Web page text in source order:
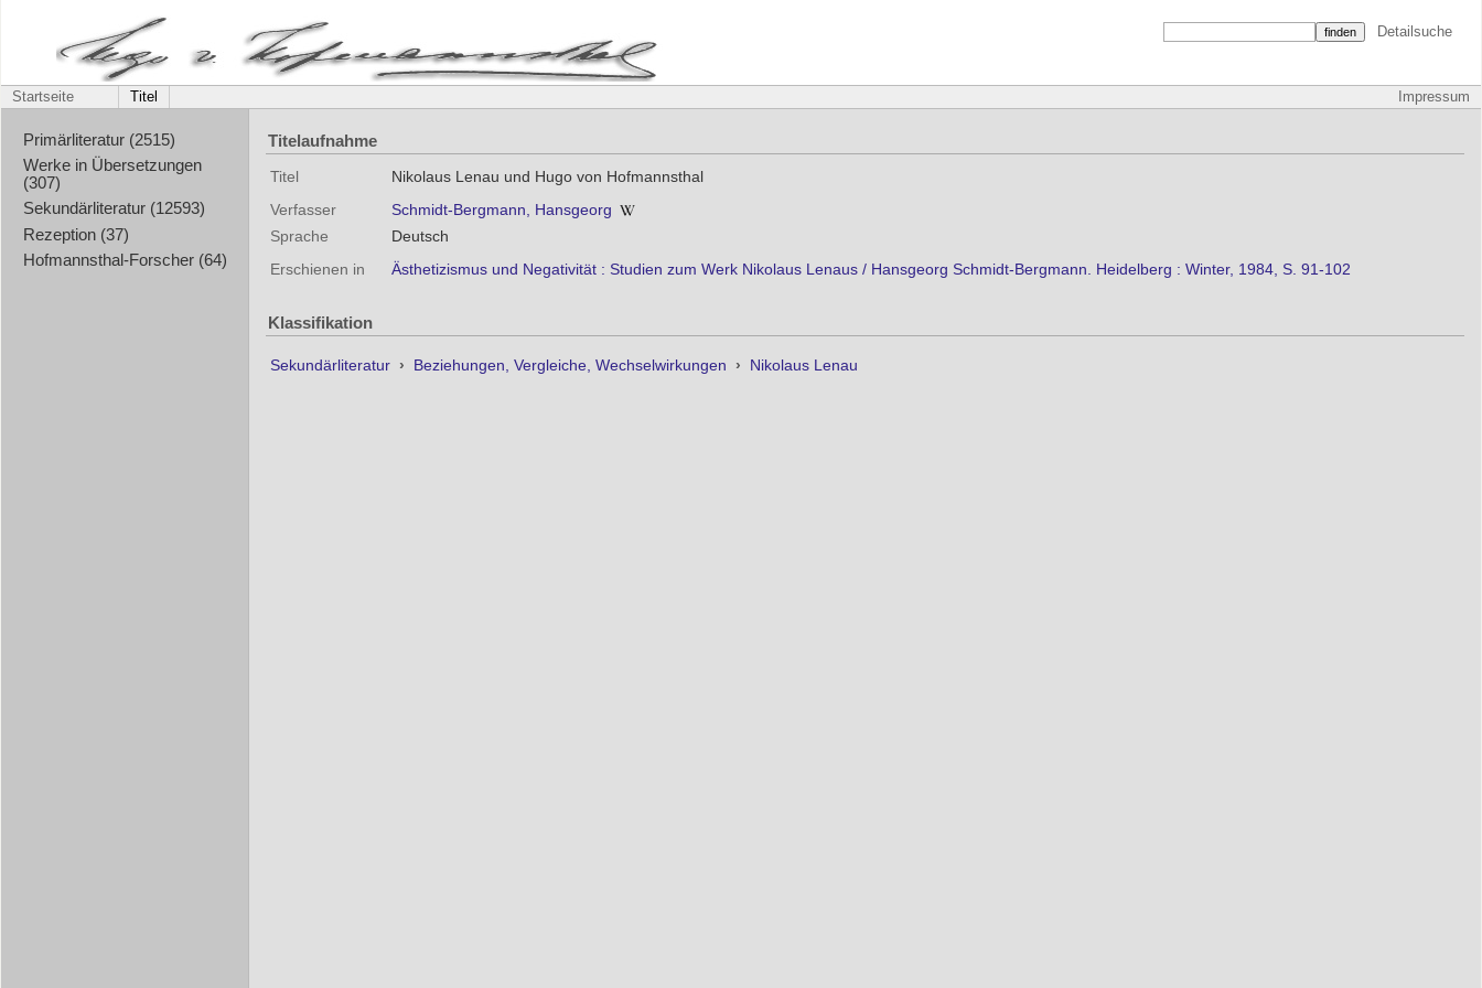
Detailsuche
Impressum
Startseite Titel
Primärliteratur (2515)
Werke in Übersetzungen
(307)
Sekundärliteratur (12593)
Rezeption (37)
Hofmannsthal-Forscher (64)
Titelaufnahme
Titel
Nikolaus Lenau und Hugo von Hofmannsthal
Verfasser
Schmidt-Bergmann, Hansgeorg
Sprache
Deutsch
Erschienen in
Ästhetizismus und Negativität : Studien zum Werk Nikolaus Lenaus / Hansgeorg Schmidt-Bergmann. Heidelberg : Winter, 1984, S. 91-102
Klassifikation
Sekundärliteratur › Beziehungen, Vergleiche, Wechselwirkungen › Nikolaus Lenau